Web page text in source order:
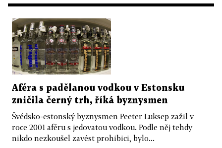
Aféra s padělanou vodkou v Estonsku
zničila černý trh, říká byznysmen
Švédsko-estonský byznysmen Peeter Luksep zažil v
roce 2001 aféru s jedovatou vodkou. Podle něj tehdy
nikdo nezkoušel zavést prohibici, bylo...